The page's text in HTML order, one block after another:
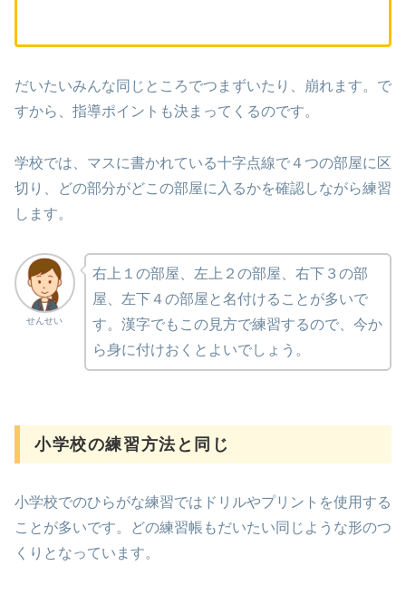
だいたいみんな同じところでつまずいたり、崩れます。で
すから、指導ポイントも決まってくるのです。
学校では、マスに書かれている十字点線で４つの部屋に区
切り、どの部分がどこの部屋に入るかを確認しながら練習
します。
せんせい
右上１の部屋、左上２の部屋、右下３の部
屋、左下４の部屋と名付けることが多いで
す。漢字でもこの見方で練習するので、今か
ら身に付けおくとよいでしょう。
小学校の練習方法と同じ
小学校でのひらがな練習ではドリルやプリントを使用する
ことが多いです。どの練習帳もだいたい同じような形のつ
くりとなっています。